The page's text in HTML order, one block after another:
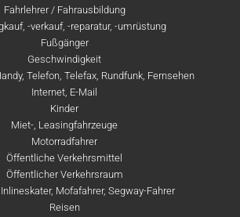
Fahrlehrer / Fahrausbildung
-verkauf, -reparatur, -umrüstung
Fußgänger
Geschwindigkeit
Telefon, Telefax, Rundfunk, Fernsehen
Internet, E-Mail
Kinder
Miet-, Leasingfahrzeuge
Motorradfahrer
Öffentliche Verkehrsmittel
Öffentlicher Verkehrsraum
Mofafahrer, Segway-Fahrer
Reisen